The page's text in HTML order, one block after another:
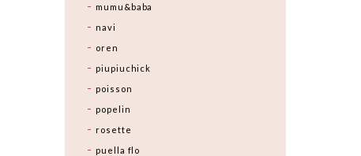
mumu&baba
navi
oren
piupiuchick
poisson
popelin
rosette
puella flo